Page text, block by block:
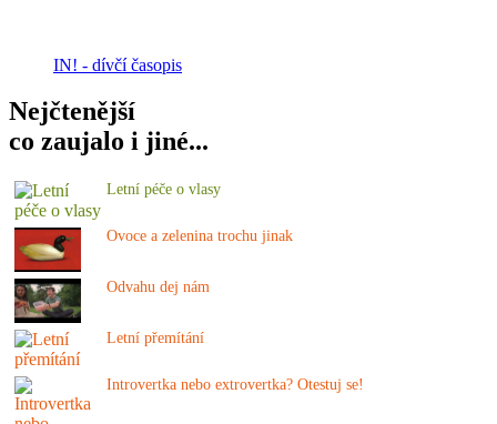
IN! - dívčí časopis
Nejčtenější
co zaujalo i jiné...
Letní péče o vlasy
Ovoce a zelenina trochu jinak
Odvahu dej nám
Letní přemítání
Introvertka nebo extrovertka? Otestuj se!